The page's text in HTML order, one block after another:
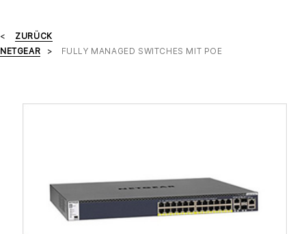
ZURÜCK
NETGEAR
FULLY MANAGED SWITCHES MIT POE